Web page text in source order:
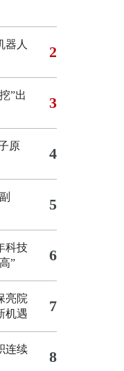
器人
2
”出
3
原
4
5
科技
”
6
亮院
机遇
7
连续
8